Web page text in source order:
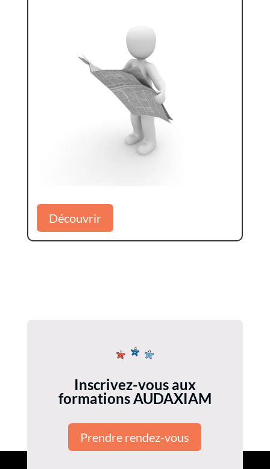
Découvrir
Inscrivez-vous aux
formations AUDAXIAM
Prendre rendez-vous